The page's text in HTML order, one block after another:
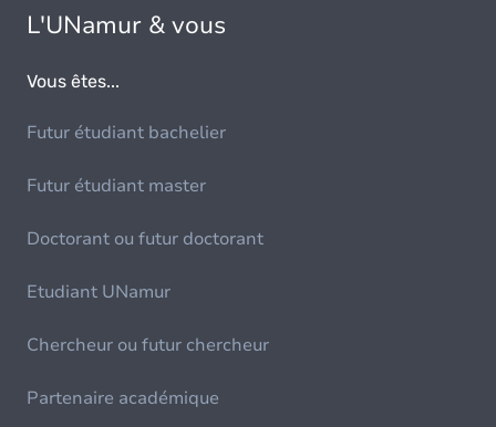
L'UNamur & vous
Vous êtes...
Futur étudiant bachelier
Futur étudiant master
Doctorant ou futur doctorant
Etudiant UNamur
Chercheur ou futur chercheur
Partenaire académique